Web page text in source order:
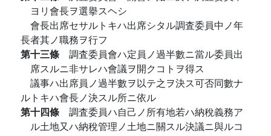
ヨリ會長ヲ選擧スヘシ
會長出席セサルトキハ出席シタル調査委員中ノ年
長者其ノ職務ヲ行フ
第十三條 調査委員會ハ定員ノ過半數ニ當ル委員出
席スルニ非サレハ會議ヲ開クコトヲ得ス
議事ハ出席員ノ過半數ヲ以テ之ヲ決ス可否同數ナ
ルトキハ會長ノ決スル所ニ依ル
第十四條 調査委員ハ自己ノ所有地若ハ納稅義務ア
ル土地又ハ納稅管理ノ土地ニ關スル決議ニ與ルコ